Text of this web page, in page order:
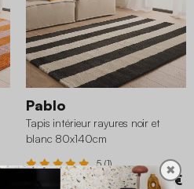
Pablo
Tapis intérieur rayures noir et
blanc 80x140cm
5 (1)
49,99 €
✖